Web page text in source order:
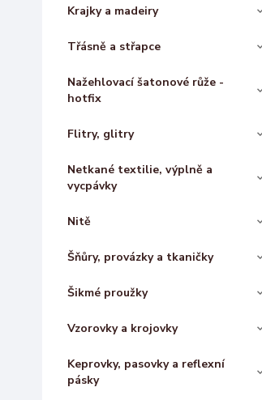
Krajky a madeiry
Třásně a střapce
Nažehlovací šatonové růže -
hotfix
Flitry, glitry
Netkané textilie, výplně a
vycpávky
Nitě
Šňůry, provázky a tkaničky
Šikmé proužky
Vzorovky a krojovky
Keprovky, pasovky a reflexní
pásky